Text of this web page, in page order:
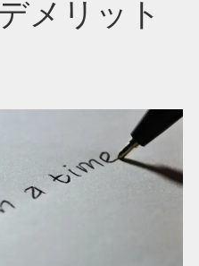
メリット